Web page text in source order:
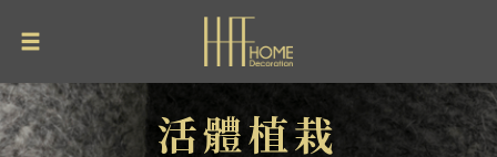
活體植栽